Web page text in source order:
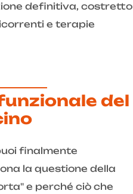
definitiva, costretto
e terapie
del
finalmente
la questione della
e perché ciò che